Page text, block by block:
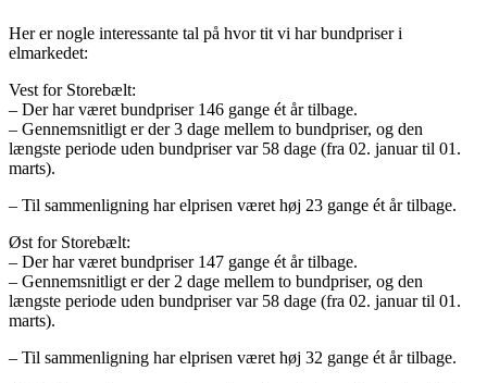
Her er nogle interessante tal på hvor tit vi har bundpriser i
elmarkedet:
Vest for Storebælt:
– Der har været bundpriser 146 gange ét år tilbage.
– Gennemsnitligt er der 3 dage mellem to bundpriser, og den
længste periode uden bundpriser var 58 dage (fra 02. januar til 01.
marts).
– Til sammenligning har elprisen været høj 23 gange ét år tilbage.
Øst for Storebælt:
– Der har været bundpriser 147 gange ét år tilbage.
– Gennemsnitligt er der 2 dage mellem to bundpriser, og den
længste periode uden bundpriser var 58 dage (fra 02. januar til 01.
marts).
– Til sammenligning har elprisen været høj 32 gange ét år tilbage.